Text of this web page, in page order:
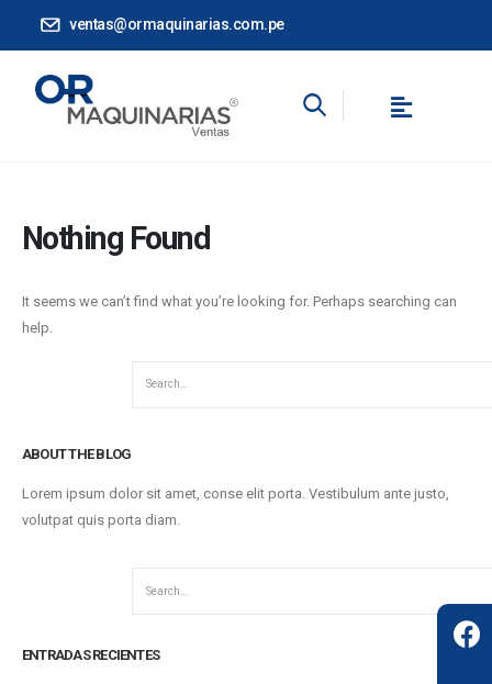
ventas@ormaquinarias.com.pe
Nothing Found
It seems we can’t find what you’re looking for. Perhaps searching can
help.
ABOUT THE BLOG
Lorem ipsum dolor sit amet, conse elit porta. Vestibulum ante justo,
volutpat quis porta diam.
ENTRADAS RECIENTES